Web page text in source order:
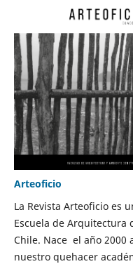
Arteoficio
La Revista Arteoficio es
Escuela de Arquitectura
Chile. Nace el año
nuestro quehacer